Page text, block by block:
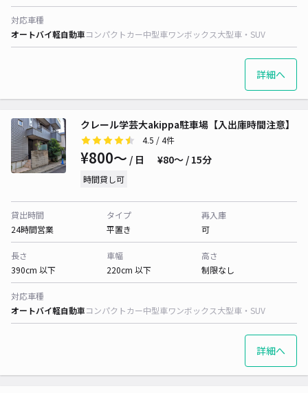
対応車種
オートバイ軽自動車コンパクトカー中型車ワンボックス大型車・SUV
詳細へ
クレール学芸大akippa駐車場【入出庫時間注意】
4.5 / 4件
¥800〜 / 日 ¥80〜 / 15分
時間貸し可
貸出時間
24時間営業
タイプ
平置き
再入庫
可
長さ
390cm 以下
車幅
220cm 以下
高さ
制限なし
対応車種
オートバイ軽自動車コンパクトカー中型車ワンボックス大型車・SUV
詳細へ